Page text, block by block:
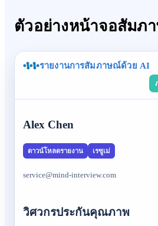
ตัวอย่างหน้าจอสัมภ
รายงานการสัมภาษณ์ด้วย AI
Alex Chen
ดาวน์โหลดรายงาน เรซูเม่
service@mind-interview.com
วิศวกรประกันคุณภาพ